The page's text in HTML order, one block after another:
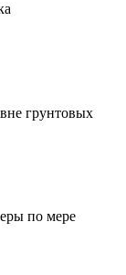
грунтовых
по мере